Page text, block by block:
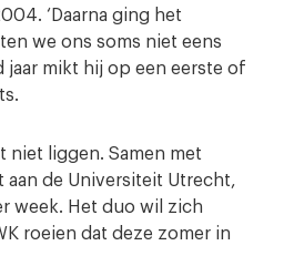
‘Daarna ging het
we ons soms niet eens
jaar mikt hij op een eerste of
niet liggen. Samen met
aan de Universiteit Utrecht,
week. Het duo wil zich
roeien dat deze zomer in